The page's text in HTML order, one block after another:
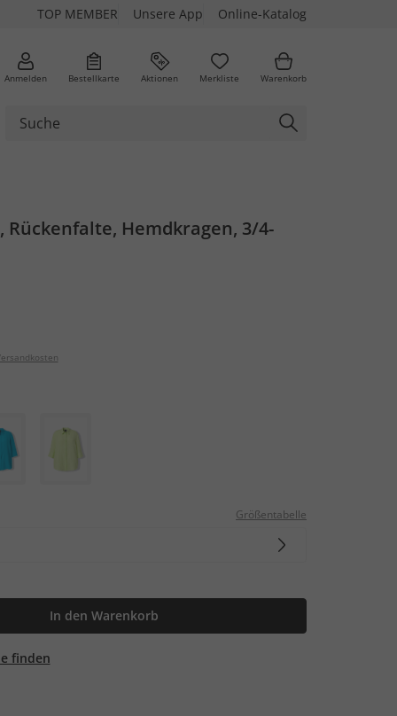
TOP MEMBER Unsere App Online-Katalog
Anmelden Bestellkarte Aktionen Merkliste Warenkorb
Rückenfalte, Hemdkragen, 3/4-
Größentabelle
In den Warenkorb
finden